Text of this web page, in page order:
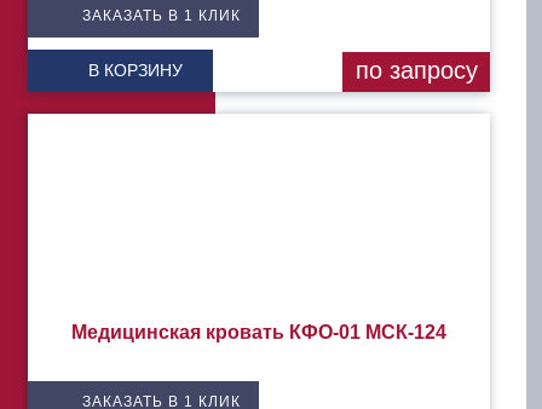
ЗАКАЗАТЬ В 1 КЛИК
В КОРЗИНУ по запросу
Медицинская кровать КФО-01 МСК-124
ЗАКАЗАТЬ В 1 КЛИК